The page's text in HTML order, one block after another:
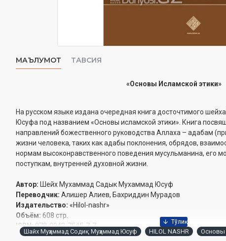
МАЪЛУМОТ ТАВСИЯ
«Основы Исламской этики»
На русском языке издана очередная книга досточтимого
Юсуфа под названием «Основы исламской этики». Книга
направлений божественного руководства Аллаха – адабам
жизни человека, таких как адабы поклонения, обрядов,
нормам высоконравственного поведения мусульманина, его
поступкам, внутренней духовной жизни.
Автор: Шейх Мухаммад ­Садык Мухаммад Юсуф
Переводчик: Алишер Алиев, Бахриддин Мурадов
Издательство: «Hilol-nashr»
Объём: 608 стр.
ISBN:978-9943-7545-7-7
Дата:2021 год
Шайх Муҳаммад Содиқ Муҳаммад Юсуф HILOL NASHR Основы